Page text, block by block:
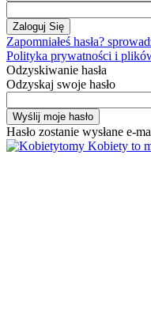
Zapomniałeś hasła?
Polityka prywatności i
Odzyskiwanie hasła
Odzyskaj swoje hasło
Hasło zostanie wysłane e-
Kobiety to